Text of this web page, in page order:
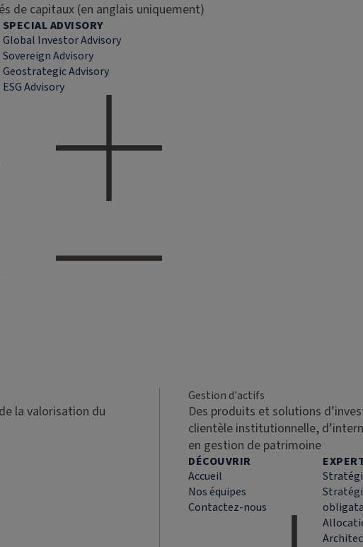
de capitaux (en anglais uniquement)
SPECIAL ADVISORY
Global Investor Advisory
Sovereign Advisory
Geostrategic Advisory
ESG Advisory
la valorisation du
Gestion d'actifs
Des produits et solutions
clientèle institutionnelle,
en gestion de patrimoine
DÉCOUVRIR
Accueil
Nos équipes
Contactez-nous